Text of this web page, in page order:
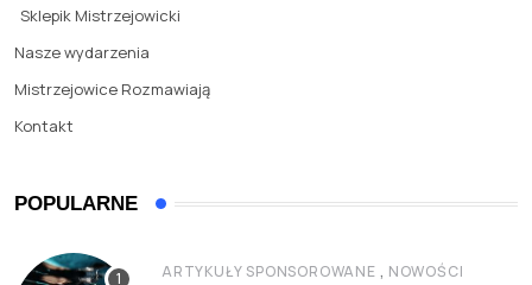
Sklepik Mistrzejowicki
Nasze wydarzenia
Mistrzejowice Rozmawiają
Kontakt
POPULARNE
ARTYKUŁY SPONSOROWANE , NOWOŚCI